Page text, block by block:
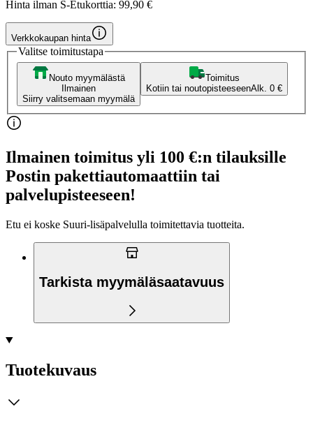
Hinta ilman S-Etukorttia: 99,90 €
Verkkokaupan hinta
Valitse toimitustapa
Nouto myymälästä
Ilmainen
Siirry valitsemaan myymälä
Toimitus
Kotiin tai noutopisteeseenAlk. 0 €
Ilmainen toimitus yli 100 €:n tilauksille
Postin pakettiautomaattiin tai
palvelupisteeseen!
Etu ei koske Suuri‑lisäpalvelulla toimitettavia tuotteita.
Tarkista myymäläsaatavuus
Tuotekuvaus